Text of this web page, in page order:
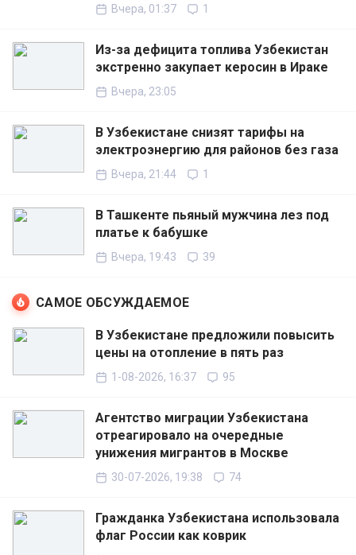
Вчера, 01:37 1
Из-за дефицита топлива Узбекистан
экстренно закупает керосин в Ираке
Вчера, 23:05
В Узбекистане снизят тарифы на
электроэнергию для районов без газа
Вчера, 21:44 1
В Ташкенте пьяный мужчина лез под
платье к бабушке
Вчера, 19:43 39
САМОЕ ОБСУЖДАЕМОЕ
В Узбекистане предложили повысить
цены на отопление в пять раз
1-08-2026, 16:37 95
Агентство миграции Узбекистана
отреагировало на очередные
унижения мигрантов в Москве
30-07-2026, 19:38 74
Гражданка Узбекистана использовала
флаг России как коврик